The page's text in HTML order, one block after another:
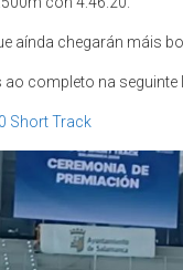
aínda chegarán máis
completo na seguinte
Short Track